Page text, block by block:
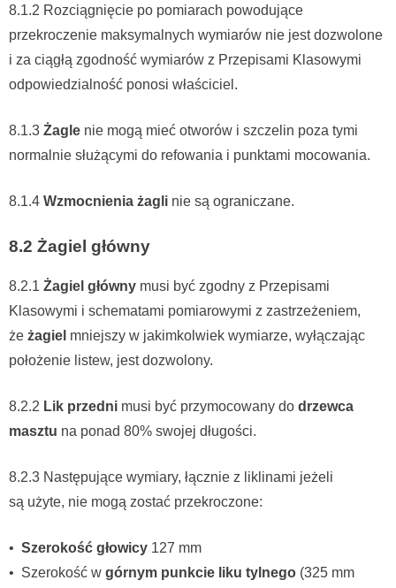
8.1.2 Rozciągnięcie po pomiarach powodujące
przekroczenie maksymalnych wymiarów nie jest dozwolone
i za ciągłą zgodność wymiarów z Przepisami Klasowymi
odpowiedzialność ponosi właściciel.
8.1.3 Żagle nie mogą mieć otworów i szczelin poza tymi
normalnie służącymi do refowania i punktami mocowania.
8.1.4 Wzmocnienia żagli nie są ograniczane.
8.2 Żagiel główny
8.2.1 Żagiel główny musi być zgodny z Przepisami
Klasowymi i schematami pomiarowymi z zastrzeżeniem,
że żagiel mniejszy w jakimkolwiek wymiarze, wyłączając
położenie listew, jest dozwolony.
8.2.2 Lik przedni musi być przymocowany do drzewca
masztu na ponad 80% swojej długości.
8.2.3 Następujące wymiary, łącznie z liklinami jeżeli
są użyte, nie mogą zostać przekroczone:
• Szerokość głowicy 127 mm
• Szerokość w górnym punkcie liku tylnego (325 mm